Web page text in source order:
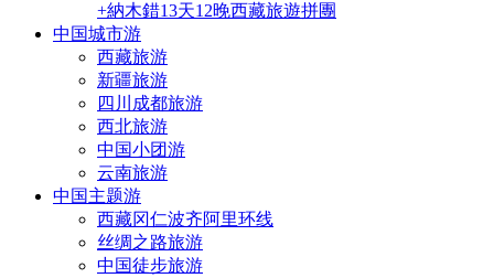
+納木錯13天12晚西藏旅遊拼團
中国城市游
西藏旅游
新疆旅游
四川成都旅游
西北旅游
中国小团游
云南旅游
中国主题游
西藏冈仁波齐阿里环线
丝绸之路旅游
中国徒步旅游